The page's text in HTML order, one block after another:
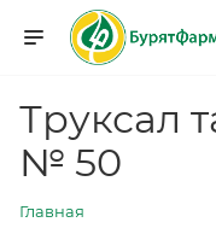
Труксал
№ 50
Главная